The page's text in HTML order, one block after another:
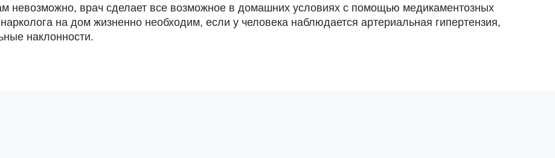
невозможно, врач сделает все возможное в домашних условиях с помощью медикаментозных
на дом жизненно необходим, если у человека наблюдается артериальная гипертензия,
наклонности.